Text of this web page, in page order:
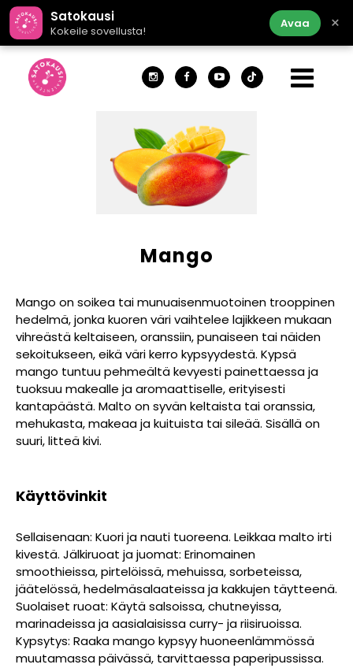
Satokausi
Kokeile sovellusta!
Avaa ×
Mango
Mango on soikea tai munuaisenmuotoinen trooppinen
hedelmä, jonka kuoren väri vaihtelee lajikkeen mukaan
vihreästä keltaiseen, oranssiin, punaiseen tai näiden
sekoitukseen, eikä väri kerro kypsyydestä. Kypsä
mango tuntuu pehmeältä kevyesti painettaessa ja
tuoksuu makealle ja aromaattiselle, erityisesti
kantapäästä. Malto on syvän keltaista tai oranssia,
mehukasta, makeaa ja kuituista tai sileää. Sisällä on
suuri, litteä kivi.
Käyttövinkit
Sellaisenaan: Kuori ja nauti tuoreena. Leikkaa malto irti
kivestä. Jälkiruoat ja juomat: Erinomainen
smoothieissa, pirtelöissä, mehuissa, sorbeteissa,
jäätelössä, hedelmäsalaateissa ja kakkujen täytteenä.
Suolaiset ruoat: Käytä salsoissa, chutneyissa,
marinadeissa ja aasialaisissa curry- ja riisiruoissa.
Kypsytys: Raaka mango kypsyy huoneenlämmössä
muutamassa päivässä, tarvittaessa paperipussissa.